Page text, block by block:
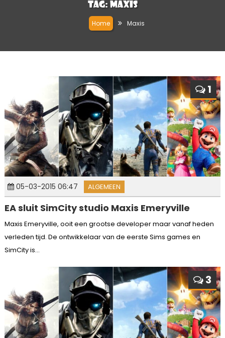
Tag: Maxis
Home Maxis
1
05-03-2015 06:47 ALGEMEEN
EA sluit SimCity studio Maxis Emeryville
Maxis Emeryville, ooit een grootse developer maar vanaf heden
verleden tijd. De ontwikkelaar van de eerste Sims games en
SimCity is...
3